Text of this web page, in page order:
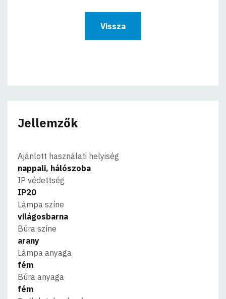
Vissza
Jellemzők
Ajánlott használati helyiség
nappali, hálószoba
IP védettség
IP20
Lámpa színe
világosbarna
Búra színe
arany
Lámpa anyaga
fém
Búra anyaga
fém